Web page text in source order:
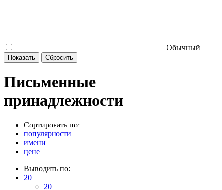
Обычный
Письменные
принадлежности
Сортировать по:
популярности
имени
цене
Выводить по:
20
20